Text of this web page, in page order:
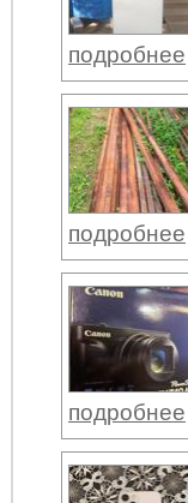
подробнее
подробнее
подробнее